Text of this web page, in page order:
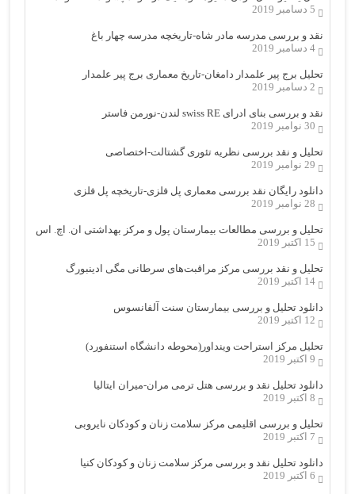
5 دسامبر 2019
نقد و بررسی مدرسه مادر شاه-تاریخچه مدرسه چهار باغ
4 دسامبر 2019
تحلیل برج پیر علمدار دامغان-تاریخ معماری برج پیر علمدار
2 دسامبر 2019
نقد و بررسی بنای ادرای swiss RE لندن-نورمن فاستر
30 نوامبر 2019
تحلیل و نقد بررسی نظریه تئوری گشتالت-اختصاصی
29 نوامبر 2019
دانلود رایگان نقد بررسی معماری پل فلزی-تاریخچه پل فلزی
28 نوامبر 2019
تحلیل و بررسی مطالعات بیمارستان پول و مرکز بهداشتی ان. اچ. اس
15 اکتبر 2019
تحلیل و نقد بررسی مرکز مراقبت‌های سرطانی مگی ادینبورگ
14 اکتبر 2019
دانلود تحلیل و بررسی بیمارستان سنت آلفانسوس
12 اکتبر 2019
تحلیل مرکز استراحت وینداور(محوطه دانشگاه استنفورد)
9 اکتبر 2019
دانلود تحلیل نقد و بررسی هتل ترمی مران-میران ایتالیا
8 اکتبر 2019
تحلیل و بررسی اقلیمی مرکز سلامت زنان و کودکان نایروبی
7 اکتبر 2019
دانلود تحلیل نقد و بررسی مرکز سلامت زنان و کودکان کنیا
6 اکتبر 2019